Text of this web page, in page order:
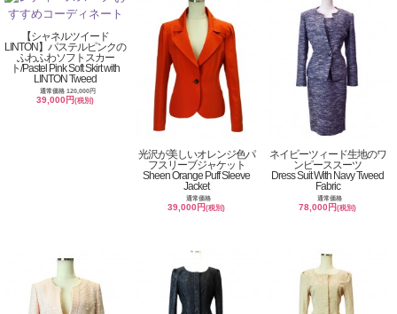
【シャネルツイード
LINTON】パステルピンクの
ふわふわソフトスカー
ト/Pastel Pink Soft Skirt with
LINTON Tweed
通常価格 120,000円
39,000円(税別)
光沢が美しいオレンジ色パ
フスリーブジャケット
Sheen Orange Puff Sleeve
Jacket
通常価格
39,000円(税別)
ネイビーツィード生地のワ
ンピーススーツ
Dress Suit With Navy Tweed
Fabric
通常価格
78,000円(税別)